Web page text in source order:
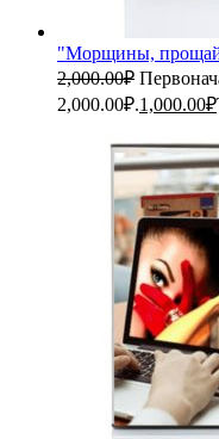
"Морщины,
2,000.00₽
2,000.00₽.1,000.00₽